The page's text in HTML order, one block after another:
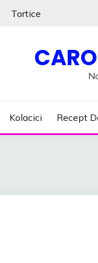
Tortice
Kolacici Recept